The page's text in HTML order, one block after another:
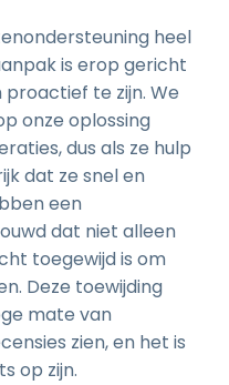
heel
is erop gericht
te zijn. We
onze oplossing
dus als ze hulp
dat ze snel en
een
dat niet alleen
toegewijd is om
Deze toewijding
mate van
zien, en het is
op zijn.